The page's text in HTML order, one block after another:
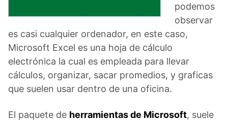
podemos
observar
es casi cualquier ordenador, en este caso,
Microsoft Excel es una hoja de cálculo
electrónica la cual es empleada para llevar
cálculos, organizar, sacar promedios, y graficas
que suelen usar dentro de una oficina.
El paquete de herramientas de Microsoft, suele